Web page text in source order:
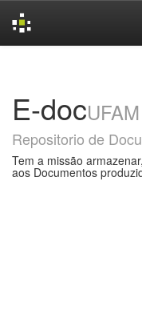
E-docUFAM
Repositorio de
Tem a missão
aos Documentos